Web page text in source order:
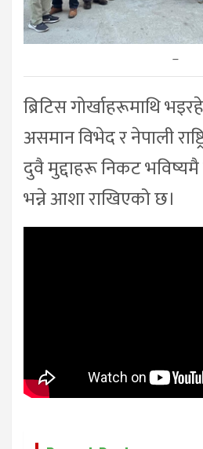
–
ब्रिटिस गोर्खाहरूमाथि
असमान विभेद र नेपाली
दुवै मुद्दाहरू निकट
भन्ने आशा राखिएको छ।